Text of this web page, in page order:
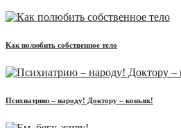
Как полюбить собственное тело
Психиатрию – народу! Доктору – коньяк!